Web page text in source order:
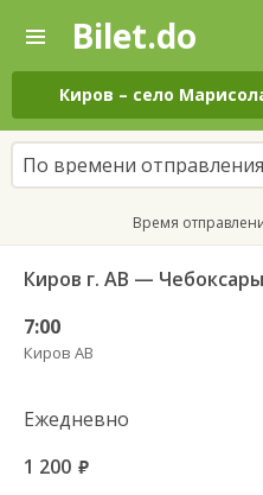
—
Поиск
и
покупка
билетов
на
автобус
онлайн
Bilet.do
Киров – село
По времени отправления
Время
7:00
Киров АВ
Ежедневно
1 200 руб.